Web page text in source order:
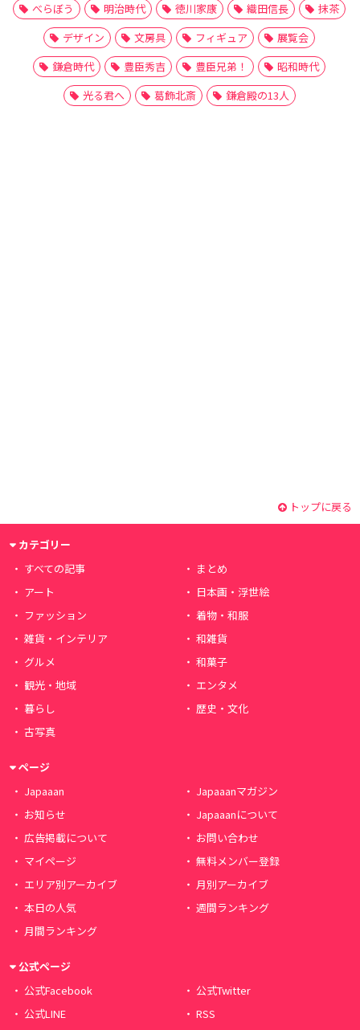
べらぼう
明治時代 徳川家康 織田信長
抹茶
デザイン
文房具 フィギュア
展覧会
鎌倉時代
豊臣秀吉 豊臣兄弟！
昭和時代
光る君へ
葛飾北斎 鎌倉殿の13人
トップに戻る
カテゴリー
すべての記事
まとめ
アート
日本画・浮世絵
ファッション
着物・和服
雑貨・インテリア
和雑貨
グルメ
和菓子
観光・地域
エンタメ
暮らし
歴史・文化
古写真
ページ
Japaaan
Japaaanマガジン
お知らせ
Japaaanについて
広告掲載について
お問い合わせ
マイページ
無料メンバー登録
エリア別アーカイブ
月別アーカイブ
本日の人気
週間ランキング
月間ランキング
公式ページ
公式Facebook
公式Twitter
公式LINE
RSS